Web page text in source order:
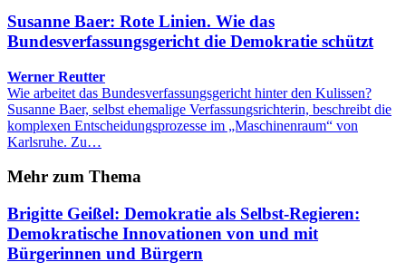
Susanne Baer: Rote Linien. Wie das
Bundesverfassungsgericht die Demokratie schützt
Werner Reutter
Wie arbeitet das Bundesverfassungsgericht hinter den Kulissen?
Susanne Baer, selbst ehemalige Verfassungsrichterin, beschreibt die
komplexen Entscheidungsprozesse im „Maschinenraum“ von
Karlsruhe. Zu…
Mehr zum Thema
Brigitte Geißel: Demokratie als Selbst-Regieren:
Demokratische Innovationen von und mit
Bürgerinnen und Bürgern